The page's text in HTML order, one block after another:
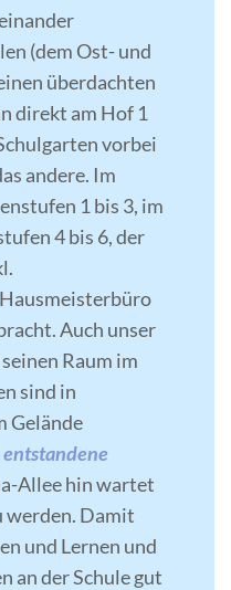
(dem Ost- und
überdachten
direkt am Hof 1
vorbei
andere. Im
1 bis 3, im
4 bis 6, der
Auch unser
Raum im
sind in
Gelände
Allee hin wartet
werden. Damit
und Lernen und
an der Schule gut